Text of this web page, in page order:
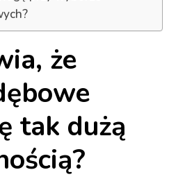
że
tak dużą